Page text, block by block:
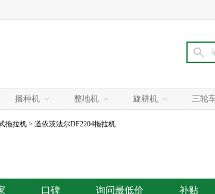
播种机 整地机 旋耕机 三轮
拖拉机 > 道依茨法尔DF2204拖拉机
口碑 询问最低价 补贴